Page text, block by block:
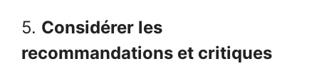
5. Considérer les
recommandations et critiques